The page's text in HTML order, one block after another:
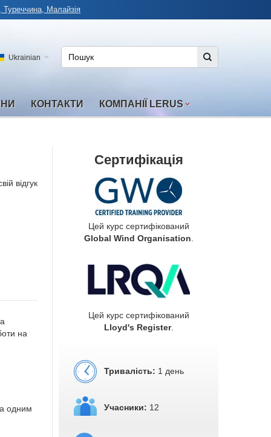
Туреччина, Малайзія
Ukrainian
КОНТАКТИ КОМПАНІЇ LERUS
відгук
Сертифікація
Цей курс сертифікований
Global Wind Organisation
Цей курс сертифікований
Lloyd's Register.
Тривалість: 1 день
Учасники: 12
на
одним